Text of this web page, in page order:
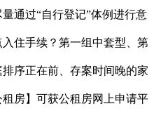
通过“自行登记”体例进行意
住手续？第一组中套型、第
序正在前、存案时间晚的家
房】可获公租房网上申请平